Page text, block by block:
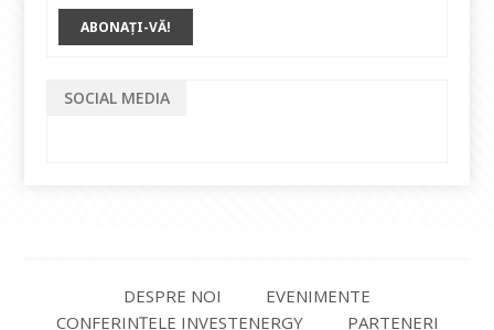
SOCIAL MEDIA
DESPRE NOI
EVENIMENTE
CONFERINȚELE INVESTENERGY
PARTENERI